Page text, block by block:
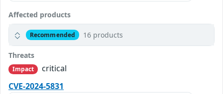
Affected products
Recommended 16 products
Threats
Impact
critical
CVE-2024-5831